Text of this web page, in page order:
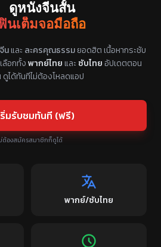
ดูหนังจีนสั้น
นเต็มจอมือถือ
พากย์ไทย ซับไทย
นและ ละครคุณธรรมยอดฮิต เนื้อหากระชับ
ลือกทั้งพากย์ไทยและ ซับไทยอัปเดตตอน
ดูได้ทันทีไม่ต้องโหลดแอป
ริ่มรับชมทันที (ฟรี)
ต้องสมัครสมาชิกก็ดูได้
พากย์/ซับไทย